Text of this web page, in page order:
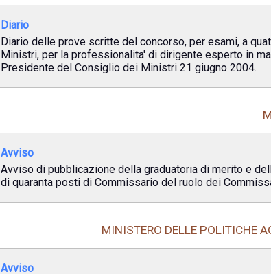
Diario
Diario delle prove scritte del concorso, per esami, a
Ministri, per la professionalita' di dirigente esperto in
Presidente del Consiglio dei Ministri 21 giugno 2004.
Avviso
Avviso di pubblicazione della graduatoria di merito e
di quaranta posti di Commissario del ruolo dei
MINISTERO DELLE POLITICHE
Avviso